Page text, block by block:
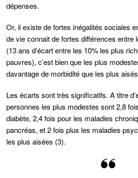
dépenses.
Or, il existe de fortes inégalités sociales
de vie connait de fortes différences entre
(13 ans d’écart entre les 10% les plus
pauvres), c’est bien que les plus
davantage de morbidité que les plus
Les écarts sont très significatifs. A titre
personnes les plus modestes sont 2,8
diabète, 2,4 fois pour les maladies
pancréas, et 2 fois plus les maladies
les plus aisées (3).